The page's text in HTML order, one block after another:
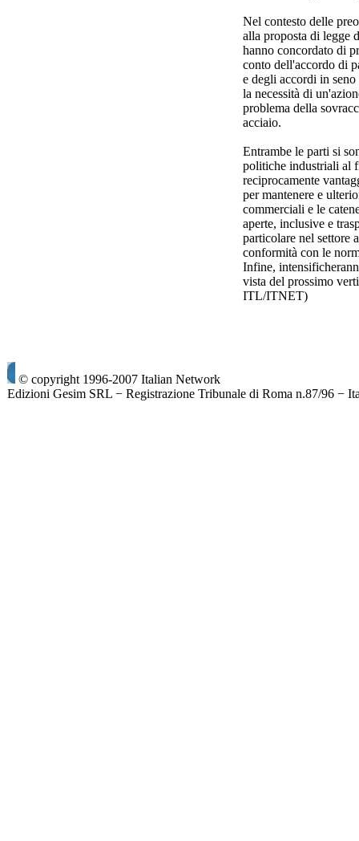
Nel contesto delle
alla proposta di legge
hanno concordato di
conto dell'accordo di
e degli accordi in
la necessità di
problema della
acciaio.
Entrambe le parti si
politiche industriali al
reciprocamente
per mantenere e
commerciali e le
aperte, inclusive e
particolare nel settore
conformità con le
Infine,
vista del prossimo
ITL/ITNET)
© copyright 1996-2007 Italian Network
Edizioni Gesim SRL − Registrazione Tribunale di Roma n.87/96 −